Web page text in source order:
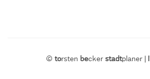
© torsten becker stadtplaner |